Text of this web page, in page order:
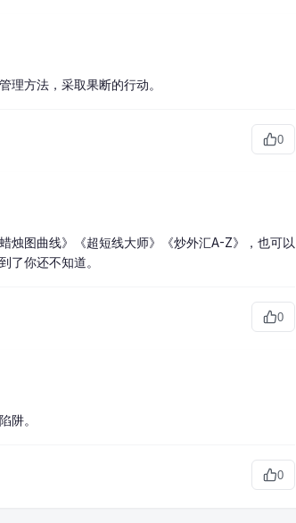
理方法，采取果断的行动。
0
烛图曲线》《超短线大师》《炒外汇A-Z》，也可以
了你还不知道。
0
阱。
0